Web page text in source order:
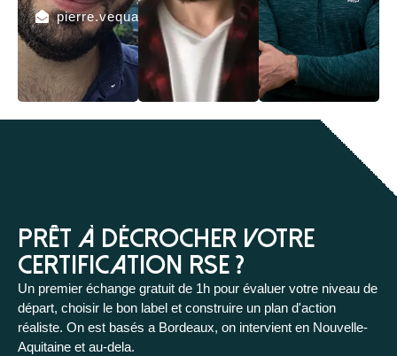
pierre.vequaud@practigreen.fr
Prêt à décrocher votre
certification RSE ?
Un premier échange gratuit de 1h pour évaluer votre niveau de
départ, choisir le bon label et construire un plan d'action
réaliste. On est basés a Bordeaux, on intervient en Nouvelle-
Aquitaine et au-dela.